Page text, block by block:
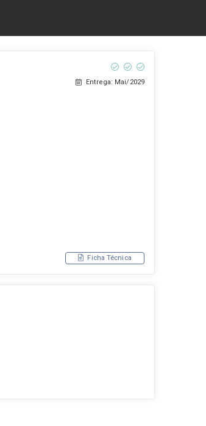
Entrega: Mai/2029
Ficha Técnica